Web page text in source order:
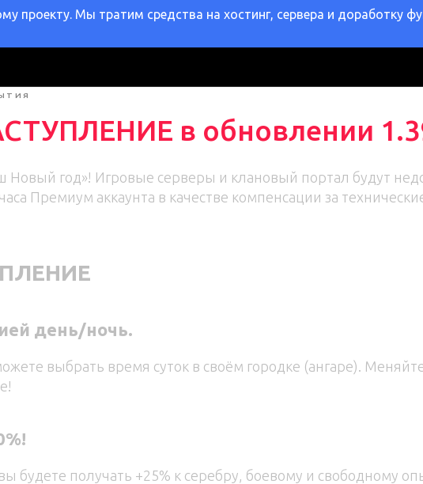
проекту. Мы тратим средства на хостинг, сервера и доработку
в обновлении
год»! Игровые серверы и клановый портал будут
Премиум аккаунта в качестве компенсации за
день/ночь.
выбрать время суток в своём городке (ангаре).
будете получать +25% к серебру, боевому и свободному